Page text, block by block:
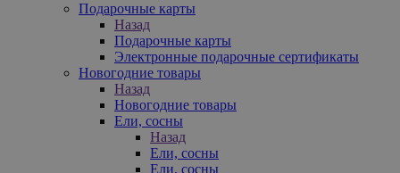
Подарочные карты
Назад
Подарочные карты
Электронные подарочные сертификаты
Новогодние товары
Назад
Новогодние товары
Ели, сосны
Назад
Ели, сосны
Ели, сосны